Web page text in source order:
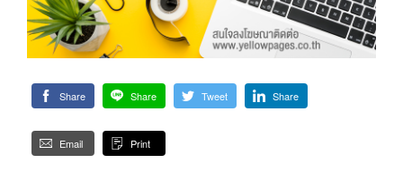
Share Share Tweet Share
Email Print